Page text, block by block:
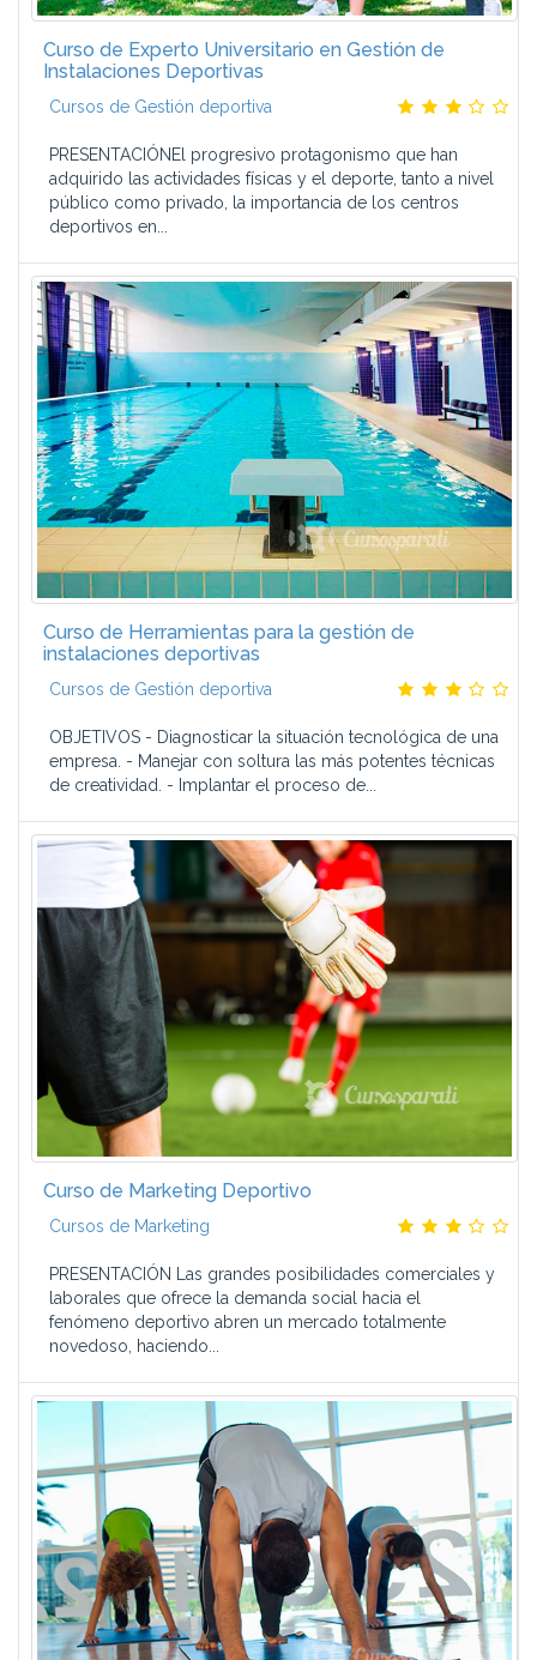
El alumno cuenta con una comunidad Alumni, formada ya
Y además:
Ofrecemos Títulos Propios de la Universidad San Jorge.
empresarial, basados en la filosofía de aprender haciendo,
y se evalúan a través de casos prácticos.
Nos adaptamos a la disponibilidad de tiempo del alumno,
con un sistema individualizado de planificación.
Garantizamos las prácticas en empresa y contamos con
bolsa de empleo.
Mantenemos los apuntes actualizados a través de nuestro
programa Alumni.
Curso de Experto Universitario en Gestión de
Instalaciones Deportivas
Cursos de Gestión deportiva
PRESENTACIÓNEl progresivo protagonismo que han
adquirido las actividades físicas y el deporte, tanto a nivel
público como privado, la importancia de los centros
deportivos en...
Curso de Herramientas para la gestión de
instalaciones deportivas
Cursos de Gestión deportiva
OBJETIVOS - Diagnosticar la situación tecnológica de una
empresa. - Manejar con soltura las más potentes técnicas
de creatividad. - Implantar el proceso de...
Curso de Marketing Deportivo
Cursos de Marketing
PRESENTACIÓN Las grandes posibilidades comerciales y
laborales que ofrece la demanda social hacia el
fenómeno deportivo abren un mercado totalmente
novedoso, haciendo...